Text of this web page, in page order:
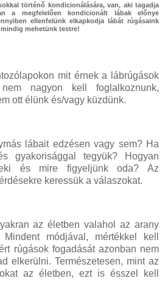
történő kondicionálására, van, aki tagadja
a megfelelően kondicionált lábak előnye
ellenfelünk elkapkodja lábát rúgásaink
mehetünk testre!
mit érnek a lábrúgások
nagyon kell foglalkoznunk,
ott élünk és/vagy küzdünk.
lábait edzésen vagy sem? Ha
gyakorisággal tegyük? Hogyan
és mire figyeljünk oda? Az
keressük a válaszokat.
az életben valahol az arany
Mindent módjával, mértékkel kell
rúgások fogadását azonban nem
elkerülni. Természetesen, mint az
az életben, ezt is ésszel kell